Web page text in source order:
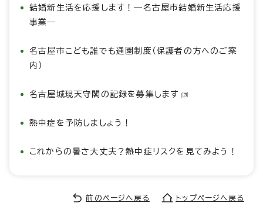
結婚新生活を応援します！―名古屋市結婚新生活応援
事業―
名古屋市こども誰でも通園制度（保護者の方へのご案
内）
名古屋城現天守閣の記録を募集します
熱中症を予防しましょう！
これからの暑さ大丈夫？熱中症リスクを見てみよう！
前のページへ戻る トップページへ戻る